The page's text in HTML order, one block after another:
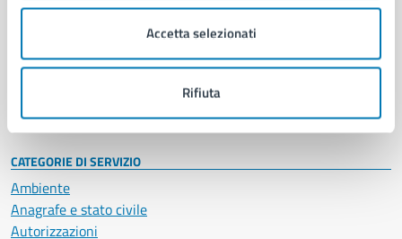
Accetta selezionati
Rifiuta
Enti e fondazioni
Personale amministrativo
Intranet, posta aziendale e protocollo
CATEGORIE DI SERVIZIO
Ambiente
Anagrafe e stato civile
Autorizzazioni